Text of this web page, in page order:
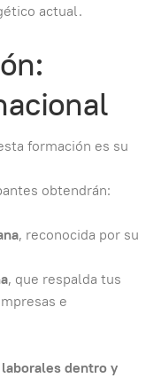
actual.
formación es su
obtendrán:
, reconocida por su
, que respalda tus
e
dentro y